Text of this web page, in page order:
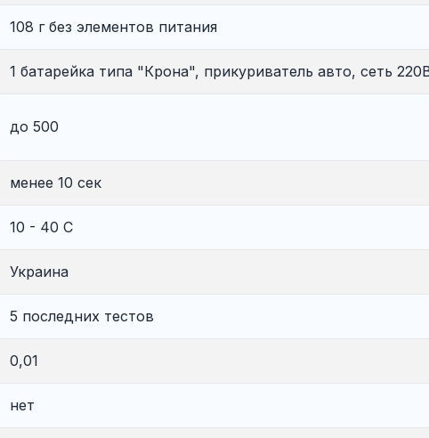
108 г без элементов питания
1 батарейка типа "Крона", прикуриватель авто, сеть
до 500
менее 10 сек
10 - 40 С
Украина
5 последних тестов
0,01
нет